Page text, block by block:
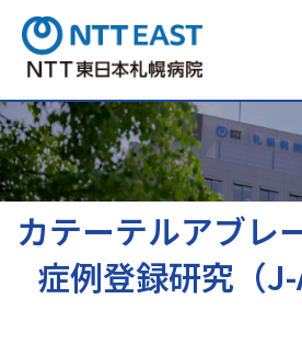
当院について
ご来院される方へ
診療科・部門
カテーテルアブレ
症例登録研究（J-